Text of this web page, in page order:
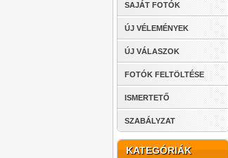
SAJÁT FOTÓK
ÚJ VÉLEMÉNYEK
ÚJ VÁLASZOK
FOTÓK FELTÖLTÉSE
ISMERTETŐ
SZABÁLYZAT
KATEGÓRIÁK